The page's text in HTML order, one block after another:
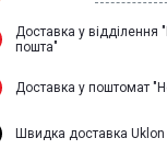
Доставка у вiддiлення
пошта"
Доставка у поштомат
Швидка доставка